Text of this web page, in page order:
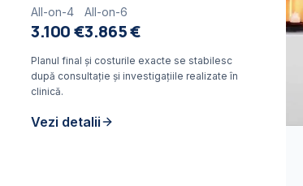
All-on-4
3.100 €
All-on-6
3.865 €
Planul final și costurile exacte se stabilesc
după consultație și investigațiile realizate în
clinică.
Vezi detalii